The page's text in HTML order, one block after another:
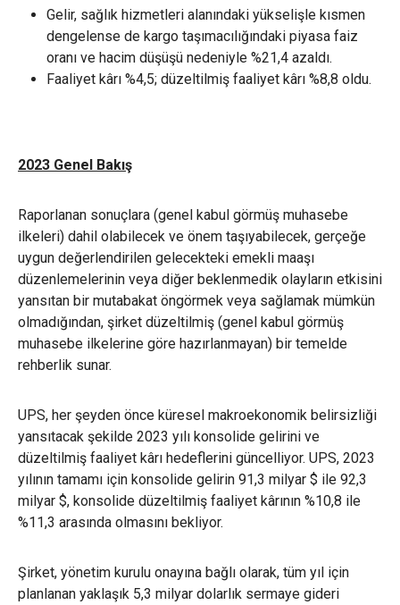
Gelir, sağlık hizmetleri alanındaki yükselişle kısmen
dengelense de kargo taşımacılığındaki piyasa faiz
oranı ve hacim düşüşü nedeniyle %21,4 azaldı.
Faaliyet kârı %4,5; düzeltilmiş faaliyet kârı %8,8 oldu.
2023 Genel Bakış
Raporlanan sonuçlara (genel kabul görmüş muhasebe
ilkeleri) dahil olabilecek ve önem taşıyabilecek, gerçeğe
uygun değerlendirilen gelecekteki emekli maaşı
düzenlemelerinin veya diğer beklenmedik olayların etkisini
yansıtan bir mutabakat öngörmek veya sağlamak mümkün
olmadığından, şirket düzeltilmiş (genel kabul görmüş
muhasebe ilkelerine göre hazırlanmayan) bir temelde
rehberlik sunar.
UPS, her şeyden önce küresel makroekonomik belirsizliği
yansıtacak şekilde 2023 yılı konsolide gelirini ve
düzeltilmiş faaliyet kârı hedeflerini güncelliyor. UPS, 2023
yılının tamamı için konsolide gelirin 91,3 milyar $ ile 92,3
milyar $, konsolide düzeltilmiş faaliyet kârının %10,8 ile
%11,3 arasında olmasını bekliyor.
Şirket, yönetim kurulu onayına bağlı olarak, tüm yıl için
planlanan yaklaşık 5,3 milyar dolarlık sermaye gideri